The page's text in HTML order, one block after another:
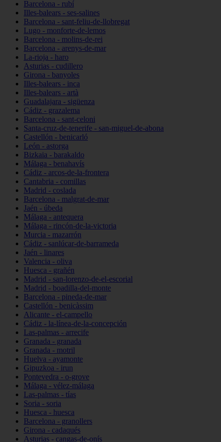
Barcelona - rubí
Illes-balears - ses-salines
Barcelona - sant-feliu-de-llobregat
Lugo - monforte-de-lemos
Barcelona - molins-de-rei
Barcelona - arenys-de-mar
La-rioja - haro
Asturias - cudillero
Girona - banyoles
Illes-balears - inca
Illes-balears - artà
Guadalajara - sigüenza
Cádiz - grazalema
Barcelona - sant-celoni
Santa-cruz-de-tenerife - san-miguel-de-abona
Castellón - benicarló
León - astorga
Bizkaia - barakaldo
Málaga - benahavís
Cádiz - arcos-de-la-frontera
Cantabria - comillas
Madrid - coslada
Barcelona - malgrat-de-mar
Jaén - úbeda
Málaga - antequera
Málaga - rincón-de-la-victoria
Murcia - mazarrón
Cádiz - sanlúcar-de-barrameda
Jaén - linares
Valencia - oliva
Huesca - grañén
Madrid - san-lorenzo-de-el-escorial
Madrid - boadilla-del-monte
Barcelona - pineda-de-mar
Castellón - benicàssim
Alicante - el-campello
Cádiz - la-línea-de-la-concepción
Las-palmas - arrecife
Granada - granada
Granada - motril
Huelva - ayamonte
Gipuzkoa - irun
Pontevedra - o-grove
Málaga - vélez-málaga
Las-palmas - tías
Soria - soria
Huesca - huesca
Barcelona - granollers
Girona - cadaqués
Asturias - cangas-de-onís